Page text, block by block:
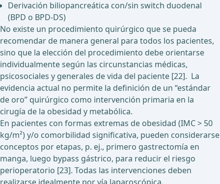
Derivación biliopancreática con/sin switch duodenal
(BPD o BPD-DS)
No existe un procedimiento quirúrgico que se pueda
recomendar de manera general para todos los pacientes,
sino que la elección del procedimiento debe orientarse
individualmente según las circunstancias médicas,
psicosociales y generales de vida del paciente [22]. La
evidencia actual no permite la definición de un “estándar
de oro” quirúrgico como intervención primaria en la
cirugía de la obesidad y metabólica.
En pacientes con formas extremas de obesidad (IMC > 50
kg/m²) y/o comorbilidad significativa, pueden considerarse
conceptos por etapas, p. ej., primero gastrectomía en
manga, luego bypass gástrico, para reducir el riesgo
perioperatorio [23]. Todas las intervenciones deben